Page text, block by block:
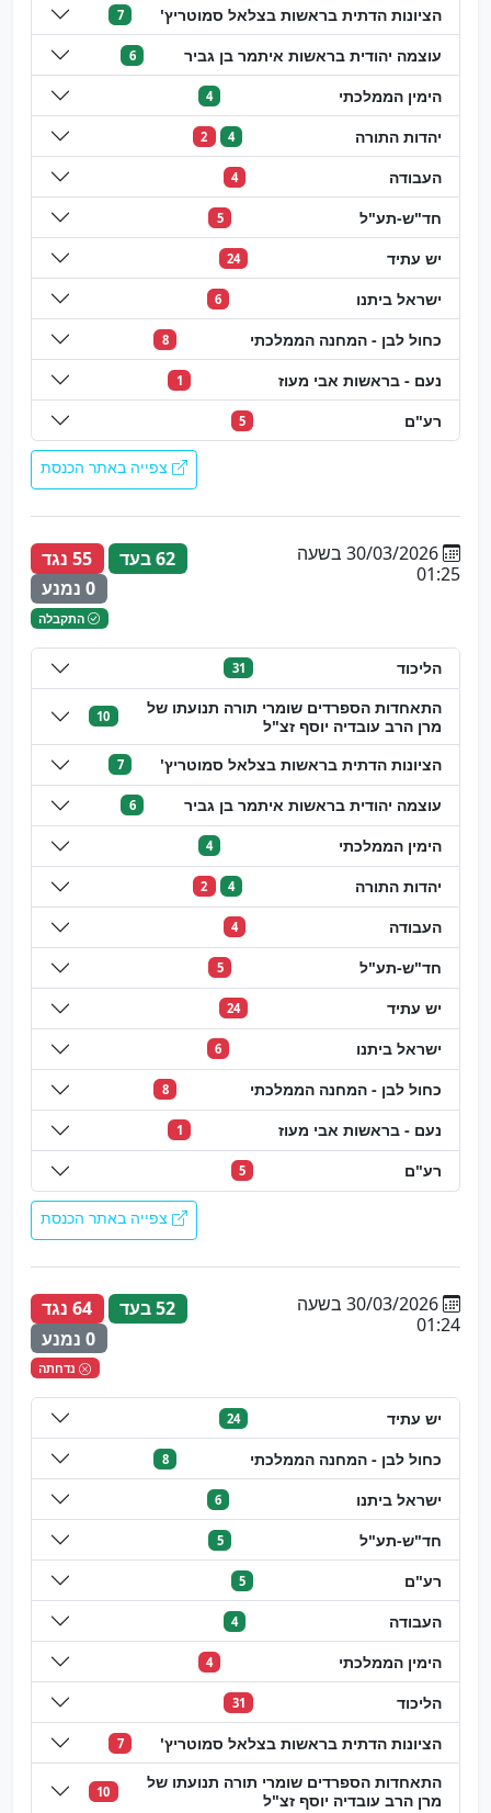
הציונות הדתית בראשות בצלאל סמוטריץ' 7
עוצמה יהודית בראשות איתמר בן גביר 6
הימין הממלכתי 4
יהדות התורה 4
2
העבודה 4
חד"ש-תע"ל 5
יש עתיד 24
ישראל ביתנו 6
כחול לבן - המחנה הממלכתי 8
נעם - בראשות אבי מעוז 1
רע"ם 5
צפייה באתר הכנסת
30/03/2026 בשעה
01:25
62 בעד
55 נגד
0 נמנע
התקבלה
הליכוד 31
התאחדות הספרדים שומרי תורה תנועתו של
מרן הרב עובדיה יוסף זצ"ל
10
הציונות הדתית בראשות בצלאל סמוטריץ' 7
עוצמה יהודית בראשות איתמר בן גביר 6
הימין הממלכתי 4
יהדות התורה 4
2
העבודה 4
חד"ש-תע"ל 5
יש עתיד 24
ישראל ביתנו 6
כחול לבן - המחנה הממלכתי 8
נעם - בראשות אבי מעוז 1
רע"ם 5
צפייה באתר הכנסת
30/03/2026 בשעה
01:24
52 בעד
64 נגד
0 נמנע
נדחתה
יש עתיד 24
כחול לבן - המחנה הממלכתי 8
ישראל ביתנו 6
חד"ש-תע"ל 5
רע"ם 5
העבודה 4
הימין הממלכתי 4
הליכוד 31
הציונות הדתית בראשות בצלאל סמוטריץ' 7
התאחדות הספרדים שומרי תורה תנועתו של
מרן הרב עובדיה יוסף זצ"ל
10